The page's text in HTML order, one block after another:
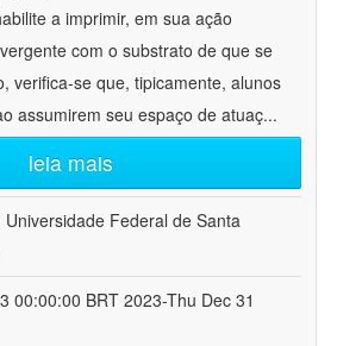
a imprimir, em sua ação
com o substrato de que se
verifica-se que, tipicamente, alunos
assumirem seu espaço de atuaç...
leia mais
Universidade Federal de Santa
00:00:00 BRT 2023-Thu Dec 31